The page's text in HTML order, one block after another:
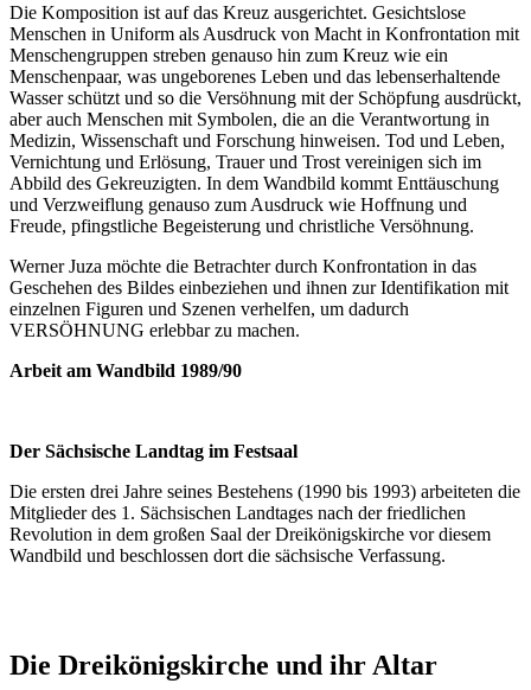
Die Komposition ist auf das Kreuz ausgerichtet. Gesichtslose
Menschen in Uniform als Ausdruck von Macht in Konfrontation mit
Menschengruppen streben genauso hin zum Kreuz wie ein
Menschenpaar, was ungeborenes Leben und das lebenserhaltende
Wasser schützt und so die Versöhnung mit der Schöpfung ausdrückt,
aber auch Menschen mit Symbolen, die an die Verantwortung in
Medizin, Wissenschaft und Forschung hinweisen. Tod und Leben,
Vernichtung und Erlösung, Trauer und Trost vereinigen sich im
Abbild des Gekreuzigten. In dem Wandbild kommt Enttäuschung
und Verzweiflung genauso zum Ausdruck wie Hoffnung und
Freude, pfingstliche Begeisterung und christliche Versöhnung.
Werner Juza möchte die Betrachter durch Konfrontation in das
Geschehen des Bildes einbeziehen und ihnen zur Identifikation mit
einzelnen Figuren und Szenen verhelfen, um dadurch
VERSÖHNUNG erlebbar zu machen.
Arbeit am Wandbild 1989/90
Der Sächsische Landtag im Festsaal
Die ersten drei Jahre seines Bestehens (1990 bis 1993) arbeiteten die
Mitglieder des 1. Sächsischen Landtages nach der friedlichen
Revolution in dem großen Saal der Dreikönigskirche vor diesem
Wandbild und beschlossen dort die sächsische Verfassung.
Die Dreikönigskirche und ihr Altar